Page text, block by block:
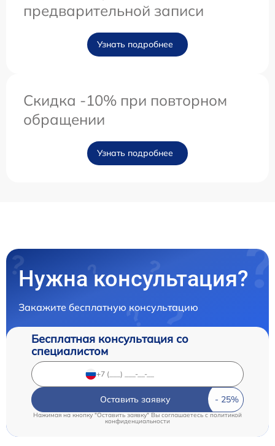
предварительной записи
Узнать подробнее
Скидка -10% при повторном
обращении
Узнать подробнее
Нужна консультация?
Закажите бесплатную консультацию
Бесплатная консультация со
специалистом
Оставить заявку
Нажимая на кнопку "Оставить заявку" Вы соглашаетесь cполитикой
конфиденциальности